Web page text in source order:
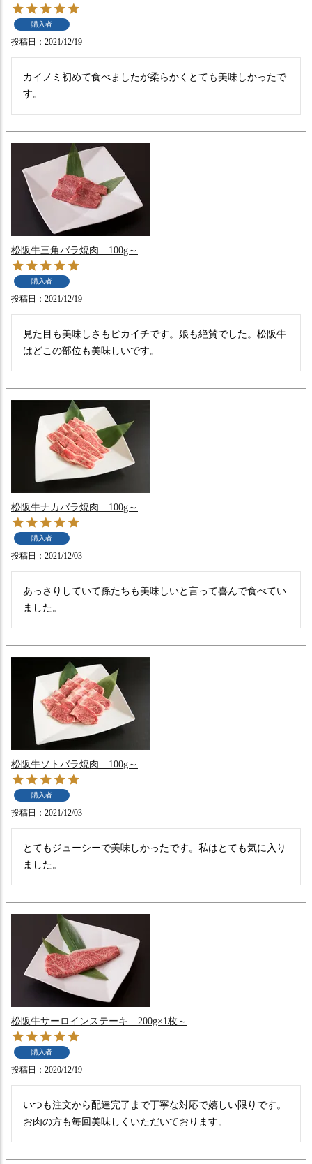
購入者
投稿日 2021/12/19
カイノミ初めて食べましたが柔らかくとても美味しかったで
す。
松阪牛三角バラ焼肉 100g～
購入者
投稿日 2021/12/19
見た目も美味しさもピカイチです。娘も絶賛でした。松阪牛
はどこの部位も美味しいです。
松阪牛ナカバラ焼肉 100g～
購入者
投稿日 2021/12/03
あっさりしていて孫たちも美味しいと言って喜んで食べてい
ました。
松阪牛ソトバラ焼肉 100g～
購入者
投稿日 2021/12/03
とてもジューシーで美味しかったです。私はとても気に入り
ました。
松阪牛サーロインステーキ 200g×1枚～
購入者
投稿日 2020/12/19
いつも注文から配達完了まで丁寧な対応で嬉しい限りです。
お肉の方も毎回美味しくいただいております。